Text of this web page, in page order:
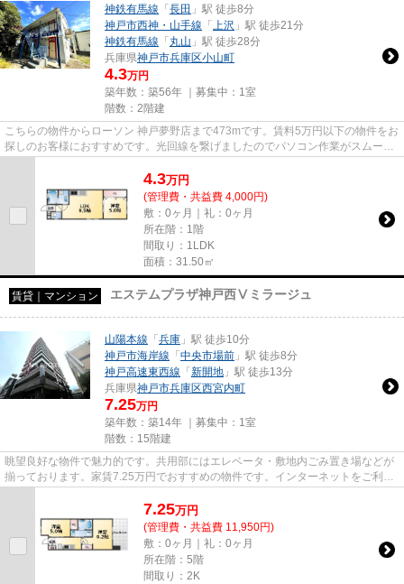
神鉄有馬線 「 長田 」駅 徒歩8分
神戸市西神・山手線 「 上沢 」駅 徒歩21分
神鉄有馬線 「 丸山 」駅 徒歩28分
兵庫県神戸市兵庫区小山町
4.3万円
築年数：築56年 ｜募集中： 1室
階数：2階建
こちらの物件からローソン 神戸夢野店まで473mです。賃料5万円以下の物件をお
探しのお客様におすすめです。光回線を繋げましたのでパソコン作業がスムーズ
4.3万円
(管理費・共益費 4,000円)
敷：0ヶ月｜礼：0ヶ月
所在階：1階
間取り：1LDK
面積：31.50㎡
賃貸｜マンション エステムプラザ神戸西Ⅴミラージュ
山陽本線 「 兵庫 」駅 徒歩10分
神戸市海岸線 「 中央市場前 」駅 徒歩8分
神戸高速東西線 「 新開地 」駅 徒歩13分
兵庫県神戸市兵庫区西宮内町
7.25万円
築年数：築14年 ｜募集中： 1室
階数：15階建
眺望良好な物件で魅力的です。共用部にはエレベータ・敷地内ごみ置き場などが
揃っております。家賃7.25万円でおすすめの物件です。インターネットをご利用
7.25万円
(管理費・共益費 11,950円)
敷：0ヶ月｜礼：0ヶ月
所在階：5階
間取り：2K